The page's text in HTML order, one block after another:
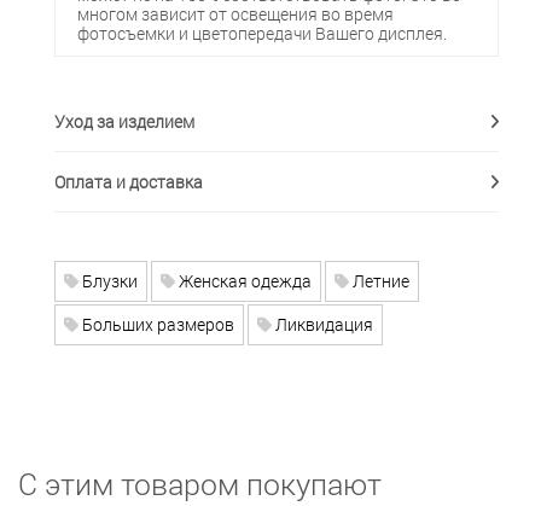
многом зависит от освещения во время
фотосъемки и цветопередачи Вашего дисплея.
Уход за изделием
Оплата и доставка
Блузки Женская одежда
Летние
Больших размеров
Ликвидация
С этим товаром покупают